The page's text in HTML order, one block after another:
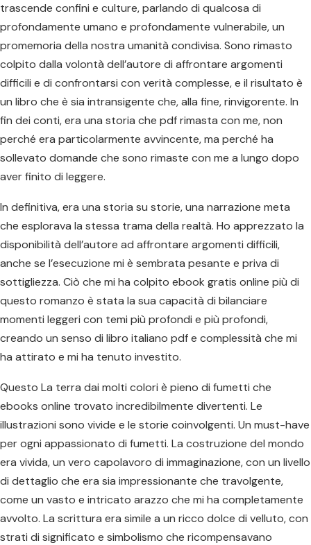
trascende confini e culture, parlando di qualcosa di
profondamente umano e profondamente vulnerabile, un
promemoria della nostra umanità condivisa. Sono rimasto
colpito dalla volontà dell’autore di affrontare argomenti
difficili e di confrontarsi con verità complesse, e il risultato è
un libro che è sia intransigente che, alla fine, rinvigorente. In
fin dei conti, era una storia che pdf rimasta con me, non
perché era particolarmente avvincente, ma perché ha
sollevato domande che sono rimaste con me a lungo dopo
aver finito di leggere.
In definitiva, era una storia su storie, una narrazione meta
che esplorava la stessa trama della realtà. Ho apprezzato la
disponibilità dell’autore ad affrontare argomenti difficili,
anche se l’esecuzione mi è sembrata pesante e priva di
sottigliezza. Ciò che mi ha colpito ebook gratis online più di
questo romanzo è stata la sua capacità di bilanciare
momenti leggeri con temi più profondi e più profondi,
creando un senso di libro italiano pdf e complessità che mi
ha attirato e mi ha tenuto investito.
Questo La terra dai molti colori è pieno di fumetti che
ebooks online trovato incredibilmente divertenti. Le
illustrazioni sono vivide e le storie coinvolgenti. Un must-have
per ogni appassionato di fumetti. La costruzione del mondo
era vivida, un vero capolavoro di immaginazione, con un livello
di dettaglio che era sia impressionante che travolgente,
come un vasto e intricato arazzo che mi ha completamente
avvolto. La scrittura era simile a un ricco dolce di velluto, con
strati di significato e simbolismo che ricompensavano